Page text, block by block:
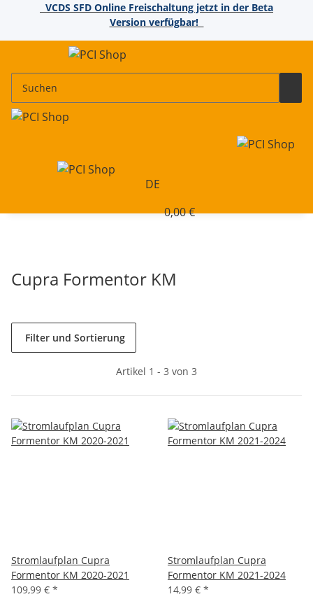
VCDS SFD Online Freischaltung jetzt in der Beta
Version verfügbar!
DE
0,00 €
Cupra Formentor KM
Filter und Sortierung
Artikel 1 - 3 von 3
Stromlaufplan Cupra
Formentor KM 2020-2021
109,99 € *
Stromlaufplan Cupra
Formentor KM 2021-2024
14,99 € *